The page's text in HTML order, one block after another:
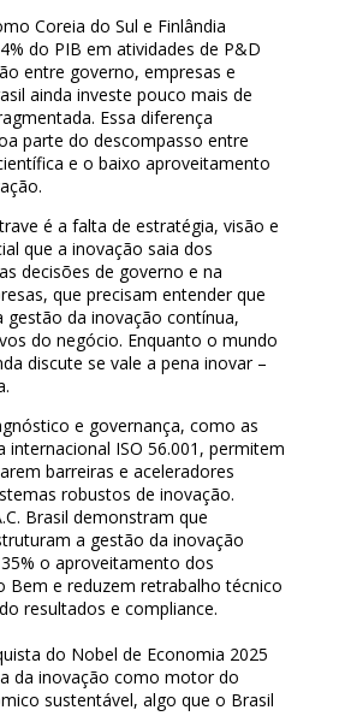
Coreia do Sul e Finlândia
do PIB em atividades de P&D
entre governo, empresas e
ainda investe pouco mais de
Essa diferença
parte do descompasso entre
e o baixo aproveitamento
é a falta de estratégia, visão e
que a inovação saia dos
decisões de governo e na
que precisam entender que
gestão da inovação contínua,
do negócio. Enquanto o mundo
discute se vale a pena inovar –
e governança, como as
internacional ISO 56.001, permitem
barreiras e aceleradores
robustos de inovação.
Brasil demonstram que
a gestão da inovação
o aproveitamento dos
Bem e reduzem retrabalho técnico
resultados e compliance.
do Nobel de Economia 2025
da inovação como motor do
sustentável, algo que o Brasil